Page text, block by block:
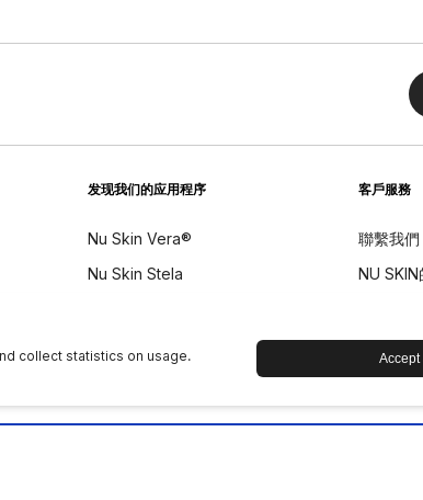
发现我们的应用程序
Nu Skin Vera®
Nu Skin Stela
客戶服務
聯繫我們
NU
退款政策
设备保